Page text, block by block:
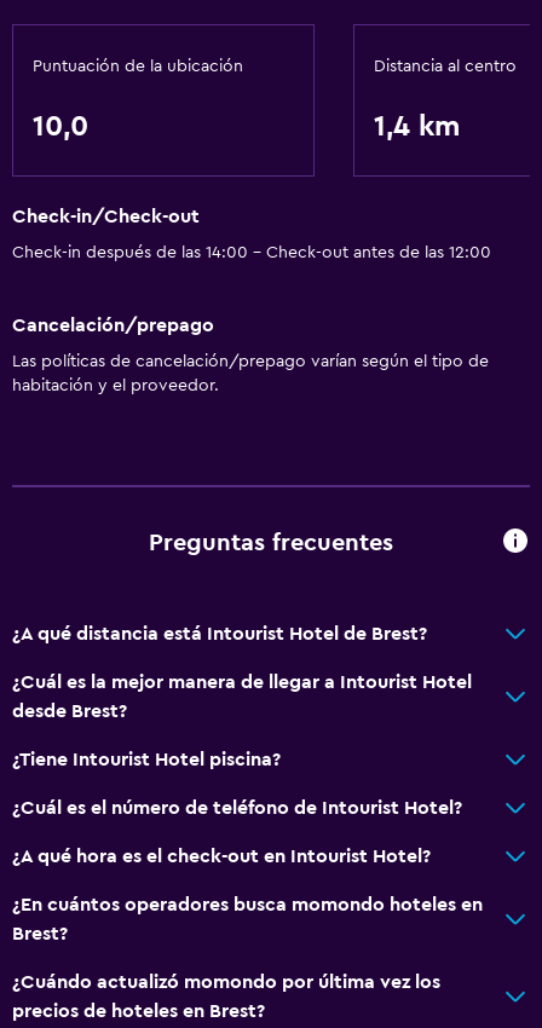
Puntuación de la ubicación
10,0
Distancia al centro
1,4 km
Check-in/Check-out
Check-in después de las 14:00 - Check-out antes de las 12:00
Cancelación/prepago
Las políticas de cancelación/prepago varían según el tipo de
habitación y el proveedor.
Preguntas frecuentes
¿A qué distancia está Intourist Hotel de Brest?
¿Cuál es la mejor manera de llegar a Intourist Hotel
desde Brest?
¿Tiene Intourist Hotel piscina?
¿Cuál es el número de teléfono de Intourist Hotel?
¿A qué hora es el check-out en Intourist Hotel?
¿En cuántos operadores busca momondo hoteles en
Brest?
¿Cuándo actualizó momondo por última vez los
precios de hoteles en Brest?